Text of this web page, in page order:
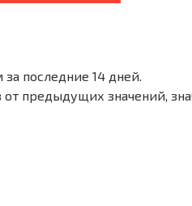
последние 14 дней.
предыдущих значений,